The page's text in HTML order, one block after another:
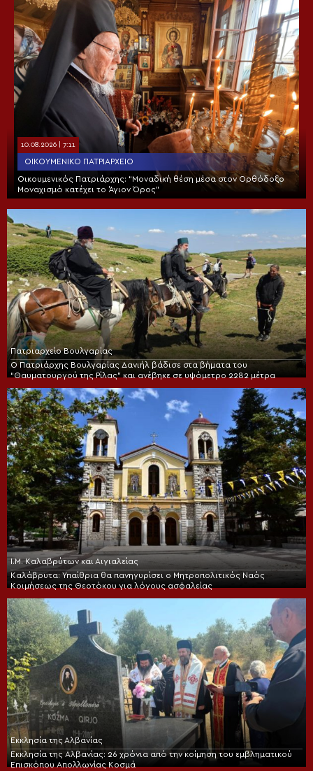
10.08.2026 | 7:11
ΟΙΚΟΥΜΕΝΙΚΌ ΠΑΤΡΙΑΡΧΕΊΟ
Οικουμενικός Πατριάρχης: “Μοναδική θέση μέσα στον Ορθόδοξο
Μοναχισμό κατέχει το Άγιον Όρος”
Πατριαρχείο Βουλγαρίας
Ο Πατριάρχης Βουλγαρίας Δανιήλ βάδισε στα βήματα του
“Θαυματουργού της Ρίλας” και ανέβηκε σε υψόμετρο 2282 μέτρα
Ι.Μ. Καλαβρύτων και Αιγιαλείας
Καλάβρυτα: Υπαίθρια θα πανηγυρίσει ο Μητροπολιτικός Ναός
Κοιμήσεως της Θεοτόκου για λόγους ασφαλείας
Εκκλησία της Αλβανίας
Εκκλησία της Αλβανίας: 26 χρόνια από την κοίμηση του εμβληματικού
Επισκόπου Απολλωνίας Κοσμά